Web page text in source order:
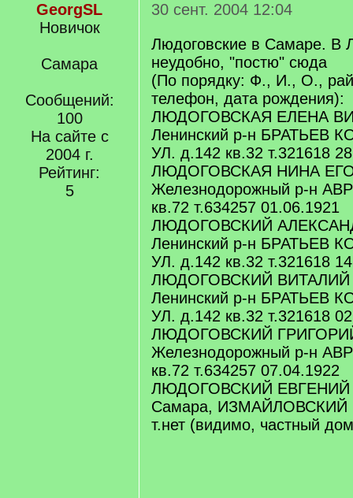
GeorgSL
Новичок
Самара
Сообщений:
100
На сайте с
2004 г.
Рейтинг:
5
30 сент. 2004 12:04
Людоговские в Самаре. В
неудобно, "постю" сюда
(По порядку: Ф., И., О.,
телефон, дата рождения):
ЛЮДОГОВСКАЯ ЕЛЕНА
Ленинский р-н БРАТЬЕВ
УЛ. д.142 кв.32 т.321618
ЛЮДОГОВСКАЯ НИНА
Железнодорожный р-н
кв.72 т.634257 01.06.1921
ЛЮДОГОВСКИЙ
Ленинский р-н БРАТЬЕВ
УЛ. д.142 кв.32 т.321618
ЛЮДОГОВСКИЙ ВИТАЛИЙ
Ленинский р-н БРАТЬЕВ
УЛ. д.142 кв.32 т.321618
ЛЮДОГОВСКИЙ
Железнодорожный р-н
кв.72 т.634257 07.04.1922
ЛЮДОГОВСКИЙ ЕВГЕНИЙ
Самара, ИЗМАЙЛОВСКИЙ
т.нет (видимо, частный